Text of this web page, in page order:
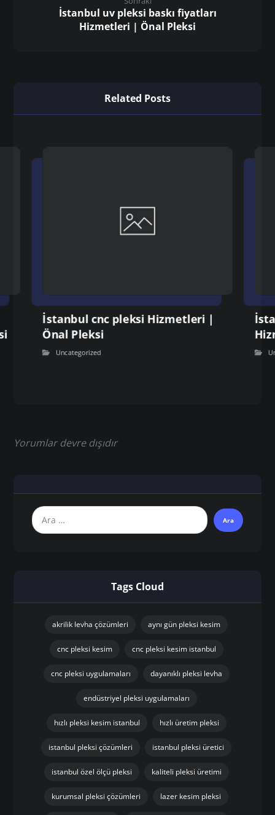
İstanbul uv pleksi baskı fiyatları
Hizmetleri | Önal Pleksi
Related Posts
İstanbul cnc pleksi Hizmetleri |
Önal Pleksi
Uncategorized
Yorumlar devre dışıdır
Tags Cloud
akrilik levha çözümleri aynı gün pleksi kesim
cnc pleksi kesim cnc pleksi kesim istanbul
cnc pleksi uygulamaları dayanıklı pleksi levha
endüstriyel pleksi uygulamaları
hızlı pleksi kesim istanbul hızlı üretim pleksi
istanbul pleksi çözümleri istanbul pleksi üretici
istanbul özel ölçü pleksi kaliteli pleksi üretimi
kurumsal pleksi çözümleri lazer kesim pleksi